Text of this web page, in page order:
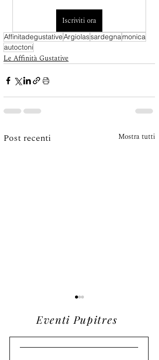
Iscriviti ora
AffinitadegustativeArgiolassardegnamonica
autoctoni
Le Affinità Gustative
Post recenti Mostra tutti
Eventi Pupitres